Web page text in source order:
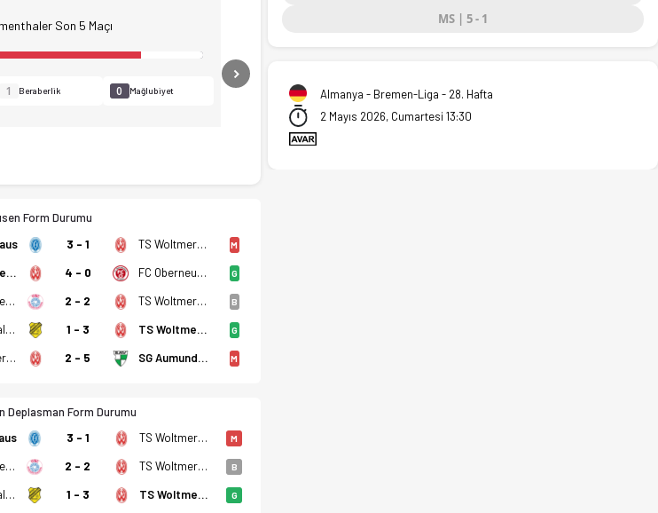
durumu ve iddaa oranları Ofsayt'ta. (02.05.2026)
Son 5 Maçı
1 Beraberlik 0 Mağlubiyet Next
Form Durumu
3 - 1 TS Woltmershausen M
TS Woltmershausen 4 - 0 FC Oberneuland G
OSC Bremerhaven 2 - 2 TS Woltmershausen B
ATSV Sebaldsbrück 1 - 3 TS Woltmershausen G
TS Woltmershausen 2 - 5 SG Aumund Vegesack M
Deplasman Form Durumu
3 - 1 TS Woltmershausen M
OSC Bremerhaven 2 - 2 TS Woltmershausen B
ATSV Sebaldsbrück 1 - 3 TS Woltmershausen G
MS | 5 - 1
Almanya - Bremen-Liga - 28. Hafta
2 Mayıs 2026, Cumartesi 13:30